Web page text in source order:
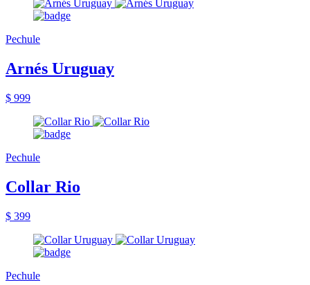
Pechule
Arnés Uruguay
$ 999
Pechule
Collar Rio
$ 399
Pechule